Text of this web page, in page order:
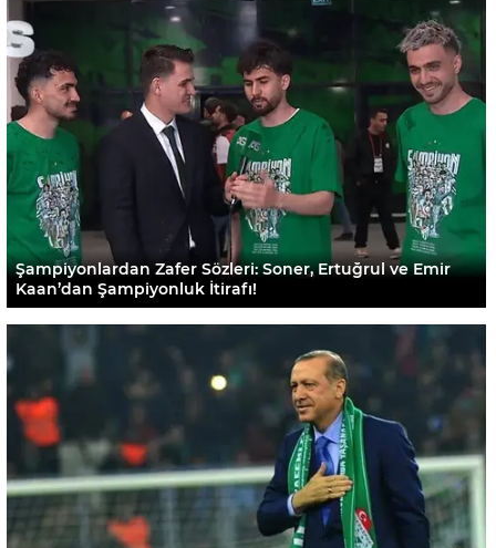
Şampiyonlardan Zafer Sözleri: Soner, Ertuğrul ve Emir
Kaan’dan Şampiyonluk İtirafı!